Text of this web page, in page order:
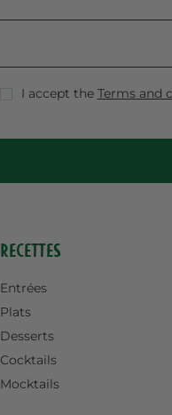
I accept the Terms and
Recettes
Entrées
Plats
Desserts
Cocktails
Mocktails